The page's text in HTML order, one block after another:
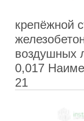
крепёжной
воздушных
0,017
21